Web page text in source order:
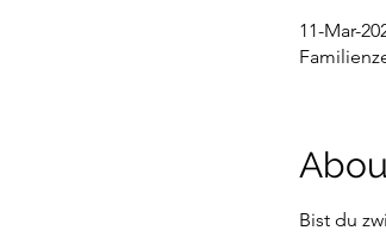
11-Mar-
Bist du